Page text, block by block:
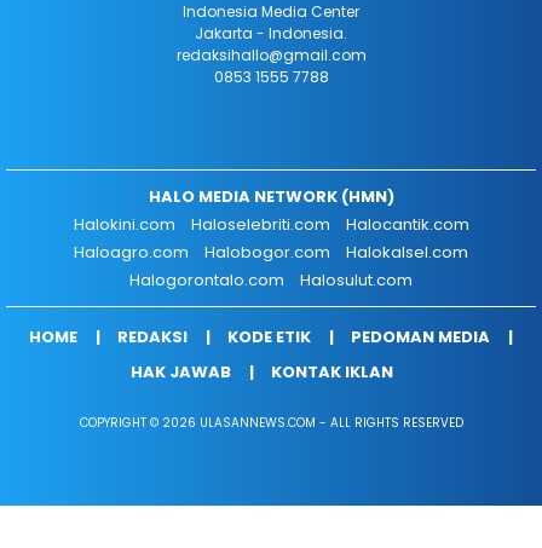
Indonesia Media Center
Jakarta - Indonesia.
redaksihallo@gmail.com
0853 1555 7788
HALO MEDIA NETWORK (HMN)
Halokini.com
Haloselebriti.com
Halocantik.com
Haloagro.com
Halobogor.com
Halokalsel.com
Halogorontalo.com
Halosulut.com
HOME REDAKSI KODE ETIK
PEDOMAN MEDIA
HAK JAWAB
KONTAK IKLAN
COPYRIGHT © 2026 ULASANNEWS.COM - ALL RIGHTS RESERVED